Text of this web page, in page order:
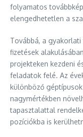
folyamatos
elengedhetetlen a
Továbbá, a
fizetések
projekteken kezdeni
feladatok felé. Az
különböző
nagymértékben
tapasztalattal
pozíciókba is